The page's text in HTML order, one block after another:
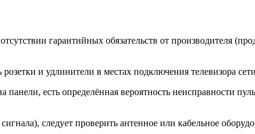
гарантийных обязательств от производителя
и удлинители в местах подключения телевизора
есть определённая вероятность неисправности
следует проверить антенное или кабельное